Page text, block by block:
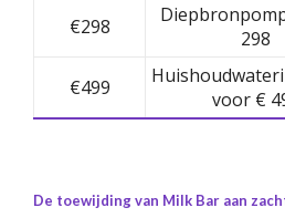
€298
298
€499
voor €
De toewijding van Milk Bar aan